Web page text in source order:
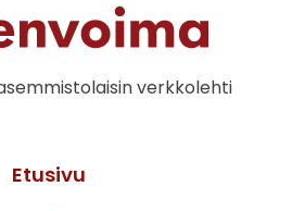
verkkolehti
Etusivu